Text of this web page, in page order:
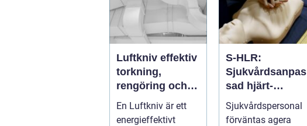
Luftkniv effektiv
torkning,
rengöring och
kylning i
modern industri
En Luftkniv är ett
energieffektivt
S-HLR:
Sjukvårdsanpas
sad hjärt-
lungräddning
som räddar liv
Sjukvårdspersonal
förväntas agera